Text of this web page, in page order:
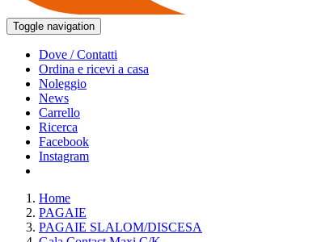
Toggle navigation
Dove / Contatti
Ordina e ricevi a casa
Noleggio
News
Carrello
Ricerca
Facebook
Instagram
Home
PAGAIE
PAGAIE SLALOM/DISCESA